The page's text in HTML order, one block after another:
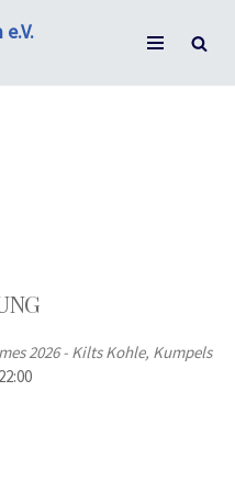
2026 - Kilts Kohle, Kumpels